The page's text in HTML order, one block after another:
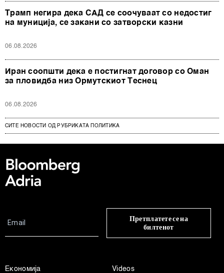
Трамп негира дека САД се соочуваат со недостиг
на муниција, се закани со затворски казни
06.08.2026
Иран соопшти дека е постигнат договор со Оман
за пловидба низ Ормутскиот Теснец
06.08.2026
СИТЕ НОВОСТИ ОД РУБРИКАТА ПОЛИТИКА
Претплатете се на
билтенот
Економија
Videos